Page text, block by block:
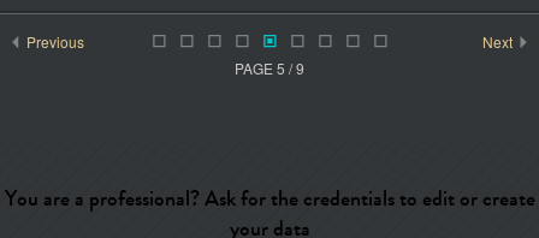
Previous
Next
PAGE 5 / 9
You are a professional? Ask for the credentials to edit or create
your data